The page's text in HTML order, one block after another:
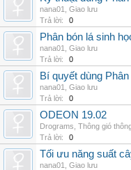
nana01
Giao lưu
Trả lời:
0
Phân bón lá sinh
nana01
Giao lưu
Trả lời:
0
Bí quyết dùng
nana01
Giao lưu
Trả lời:
0
ODEON 19.02
Drograms Thông gió
Trả lời:
0
Tối ưu năng suất
nana01
Giao lưu